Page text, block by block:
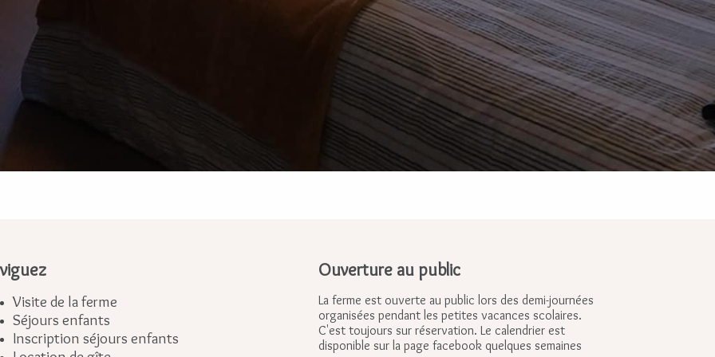
Visite de la ferme
Séjours enfants
Inscription séjours enfants
Ouverture au public
La ferme est ouverte au public lors des demi-journées
organisées pendant les petites vacances scolaires.
C'est toujours sur réservation. Le calendrier est
disponible sur la page facebook quelques semaines